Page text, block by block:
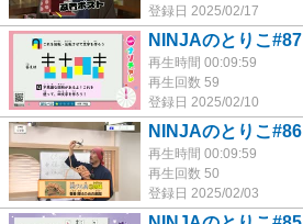
登録日 2025/02/17
NINJAのとりこ#87
再生時間 00:09:59
再生回数 59
登録日 2025/02/10
NINJAのとりこ#86
再生時間 00:09:59
再生回数 50
登録日 2025/02/03